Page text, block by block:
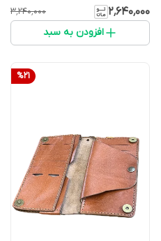
۲٬۶۴۰٬۰۰۰ ۳٬۲۴۰٬۰۰۰
افزودن به سبد
%21